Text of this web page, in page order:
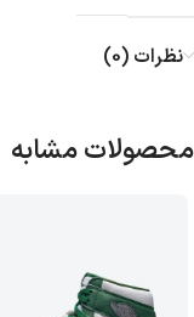
نظرات (0)
محصولات مشابه